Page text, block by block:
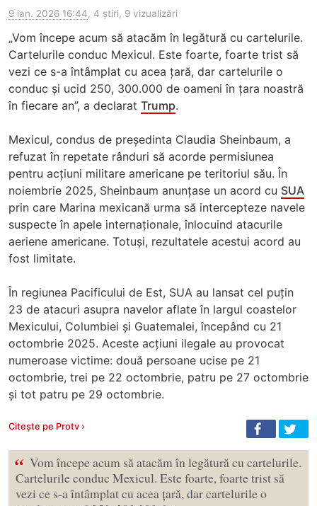
9 ian. 2026 16:44, 4 știri, 9 vizualizări
„Vom începe acum să atacăm în legătură cu cartelurile.
Cartelurile conduc Mexicul. Este foarte, foarte trist să
vezi ce s-a întâmplat cu acea țară, dar cartelurile o
conduc și ucid 250, 300.000 de oameni în țara noastră
în fiecare an”, a declarat Trump.
Mexicul, condus de președinta Claudia Sheinbaum, a
refuzat în repetate rânduri să acorde permisiunea
pentru acțiuni militare americane pe teritoriul său. În
noiembrie 2025, Sheinbaum anunțase un acord cu SUA
prin care Marina mexicană urma să intercepteze navele
suspecte în apele internaționale, înlocuind atacurile
aeriene americane. Totuși, rezultatele acestui acord au
fost limitate.
În regiunea Pacificului de Est, SUA au lansat cel puțin
23 de atacuri asupra navelor aflate în largul coastelor
Mexicului, Columbiei și Guatemalei, începând cu 21
octombrie 2025. Aceste acțiuni ilegale au provocat
numeroase victime: două persoane ucise pe 21
octombrie, trei pe 22 octombrie, patru pe 27 octombrie
și tot patru pe 29 octombrie.
Citește pe Protv ›
“ Vom începe acum să atacăm în legătură cu cartelurile.
Cartelurile conduc Mexicul. Este foarte, foarte trist să
vezi ce s-a întâmplat cu acea țară, dar cartelurile o